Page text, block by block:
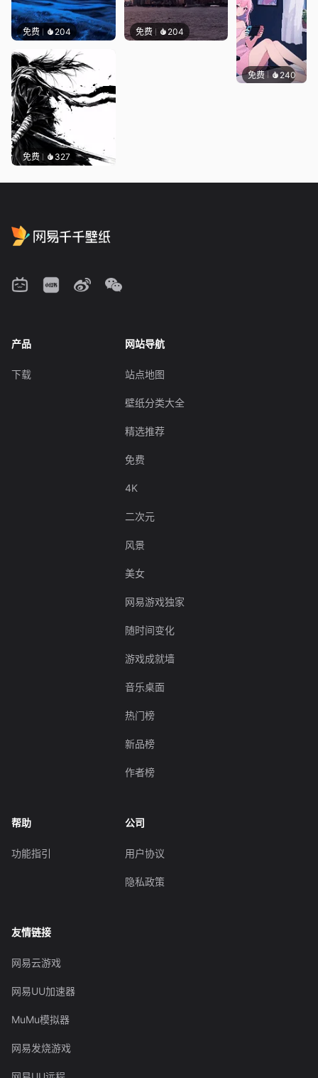
免费 204 免费 204
免费 327
免费 240好看
产品
下载
网站导航
站点地图
壁纸分类大全
精选推荐
免费
4K
二次元
风景
美女
网易游戏独家
随时间变化
游戏成就墙
音乐桌面
热门榜
新品榜
作者榜
帮助
功能指引
公司
用户协议
隐私政策
友情链接
网易云游戏
网易UU加速器
MuMu模拟器
网易发烧游戏